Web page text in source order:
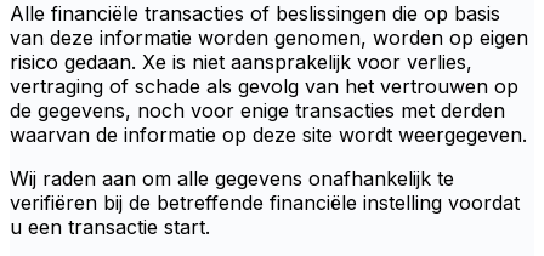
Alle financiële transacties of beslissingen die op basis
van deze informatie worden genomen, worden op eigen
risico gedaan. Xe is niet aansprakelijk voor verlies,
vertraging of schade als gevolg van het vertrouwen op
de gegevens, noch voor enige transacties met derden
waarvan de informatie op deze site wordt weergegeven.
Wij raden aan om alle gegevens onafhankelijk te
verifiëren bij de betreffende financiële instelling voordat
u een transactie start.